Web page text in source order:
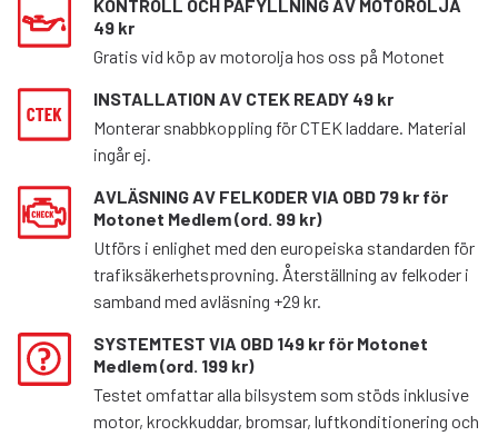
KONTROLL OCH PÅFYLLNING AV MOTOROLJA
49 kr
Gratis vid köp av motorolja hos oss på Motonet
INSTALLATION AV CTEK READY 49 kr
Monterar snabbkoppling för CTEK laddare. Material
ingår ej.
AVLÄSNING AV FELKODER VIA OBD 79 kr för
Motonet Medlem (ord. 99 kr)
Utförs i enlighet med den europeiska standarden för
trafiksäkerhetsprovning. Återställning av felkoder i
samband med avläsning +29 kr.
SYSTEMTEST VIA OBD 149 kr för Motonet
Medlem (ord. 199 kr)
Testet omfattar alla bilsystem som stöds inklusive
motor, krockkuddar, bromsar, luftkonditionering och